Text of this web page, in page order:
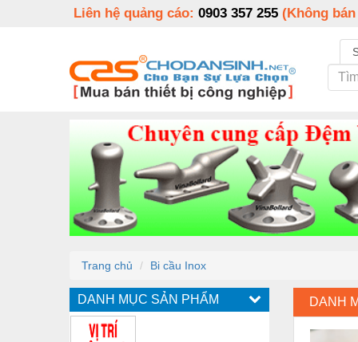
Liên hệ quảng cáo: 0903 357 255 (Không
Trang chủ Bi cầu Inox
DANH MỤC SẢN PHẨM DANH